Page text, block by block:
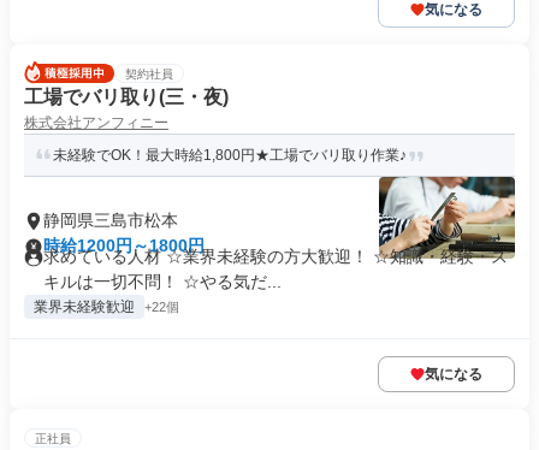
気になる
契約社員
工場でバリ取り(三・夜)
株式会社アンフィニー
未経験でOK！最大時給1,800円★工場でバリ取り作業♪
静岡県三島市松本
時給1200円～1800円
求めている人材 ☆業界未経験の方大歓迎！ ☆知識・経験・ス
キルは一切不問！ ☆やる気だ...
業界未経験歓迎 +22個
気になる
正社員